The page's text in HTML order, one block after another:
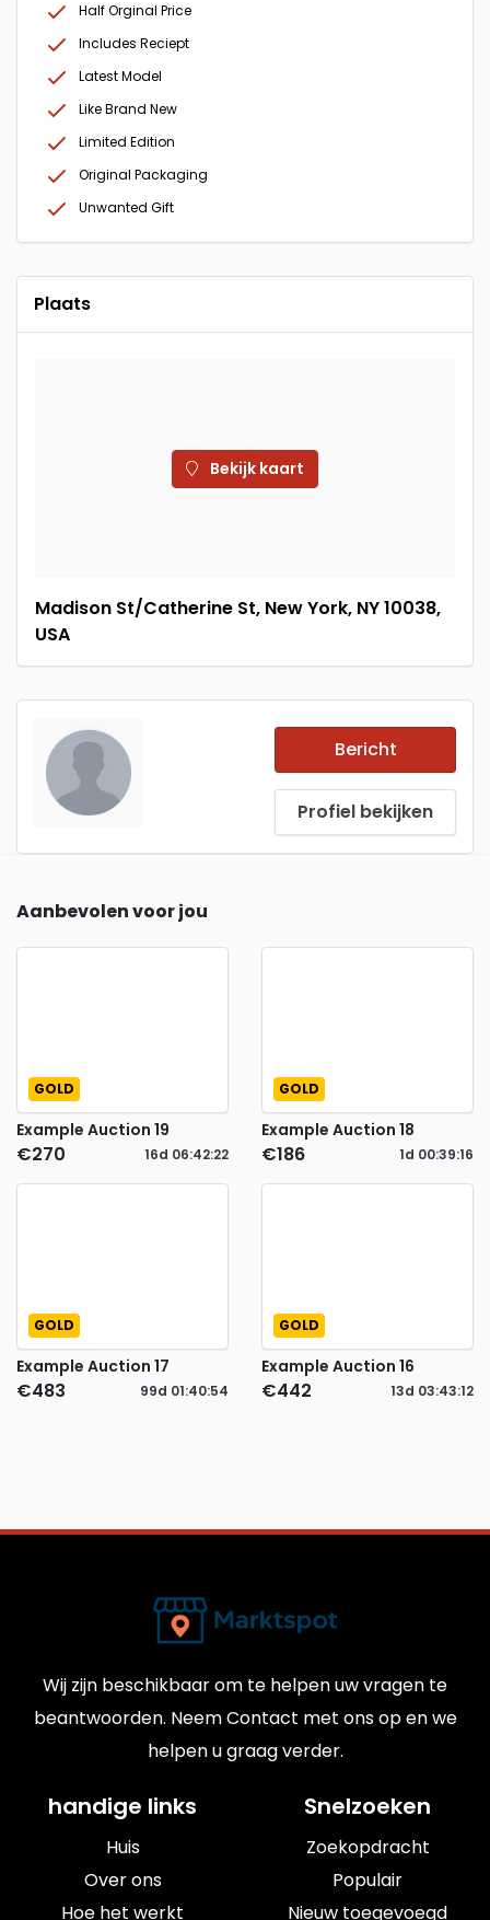
Half Orginal Price
Includes Reciept
Latest Model
Like Brand New
Limited Edition
Original Packaging
Unwanted Gift
Plaats
Bekijk kaart
Madison St/Catherine St, New York, NY 10038,
USA
Bericht
Profiel bekijken
Aanbevolen voor jou
GOLD
Example Auction 19
€270 16d06:42:21
GOLD
Example Auction 18
€186 1d 00:39:15
GOLD
Example Auction 17
€483 99d 01:40:53
GOLD
Example Auction 16
€442 13d03:43:11
Wij zijn beschikbaar om te helpen uw vragen te
beantwoorden. Neem Contact met ons op en we
helpen u graag verder.
handige links
Huis
Over ons
Hoe het werkt
Snelzoeken
Zoekopdracht
Populair
Nieuw toegevoegd